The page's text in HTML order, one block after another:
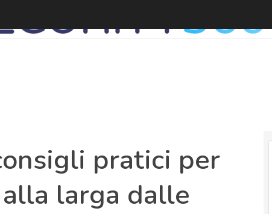
pratici per
larga dalle